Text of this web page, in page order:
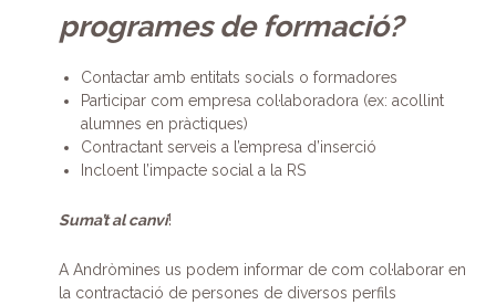
programes de formació?
Contactar amb entitats socials o formadores
Participar com empresa col·laboradora (ex: acollint
alumnes en pràctiques)
Contractant serveis a l’empresa d’inserció
Incloent l’impacte social a la RS
Suma’t al canvi!
A Andròmines us podem informar de com col·laborar en
la contractació de persones de diversos perfils